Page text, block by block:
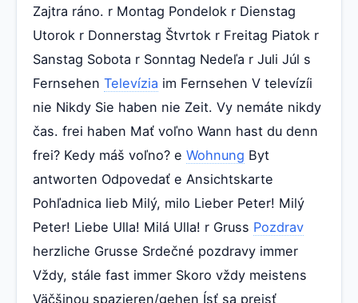
Zajtra ráno. r Montag Pondelok r Dienstag
Utorok r Donnerstag Štvrtok r Freitag Piatok r
Sanstag Sobota r Sonntag Nedeľa r Juli Júl s
Fernsehen Televízia im Fernsehen V televízíi
nie Nikdy Sie haben nie Zeit. Vy nemáte nikdy
čas. frei haben Mať voľno Wann hast du denn
frei? Kedy máš voľno? e Wohnung Byt
antworten Odpovedať e Ansichtskarte
Pohľadnica lieb Milý, milo Lieber Peter! Milý
Peter! Liebe Ulla! Milá Ulla! r Gruss Pozdrav
herzliche Grusse Srdečné pozdravy immer
Vždy, stále fast immer Skoro vždy meistens
Väčšinou spazieren/gehen Ísť sa prejsť